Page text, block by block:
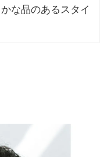
な品のあるスタイ